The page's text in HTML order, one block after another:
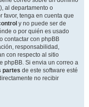
al departamento o
favor, tenga en cuenta que
y no puede ser de
o por quién es usado
contactar con phpBB
responsabilidad,
con respecto al sitio
phpBB. Si envia un correo a
partes de este software esté
no recibir